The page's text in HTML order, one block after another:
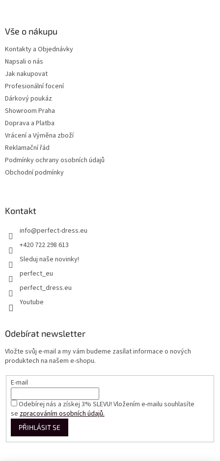
Vše o nákupu
Kontakty a Objednávky
Napsali o nás
Jak nakupovat
Profesionální focení
Dárkový poukáz
Showroom Praha
Doprava a Platba
Vrácení a Výměna zboží
Reklamační řád
Podmínky ochrany osobních údajů
Obchodní podmínky
Kontakt
info@perfect-dress.eu
+420 722 298 613
Sleduj naše novinky!
perfect_eu
perfect_dress.eu
Youtube
Odebírat newsletter
Vložte svůj e-mail a my vám budeme zasílat informace o nových
produktech na našem e-shopu.
E-mail
Odebírej nás a získej 3% SLEVU! Vložením e-mailu souhlasíte
sezpracováním osobních údajů.
PŘIHLÁSIT SE